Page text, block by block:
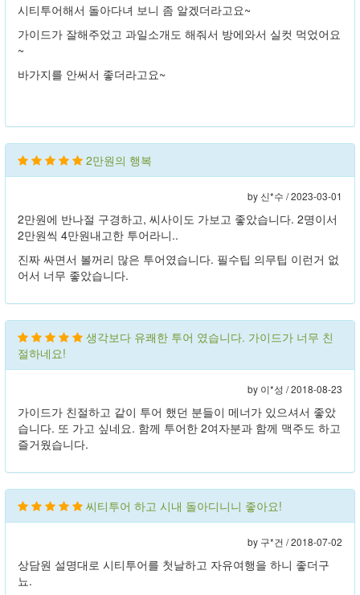
시티투어해서 돌아다녀 보니 좀 알겠더라고요~
가이드가 잘해주었고 과일소개도 해줘서 방에와서 실컷 먹었어요
~
바가지를 안써서 좋더라고요~
2만원의 행복
by 신*수 /2023-03-01
2만원에 반나절 구경하고, 씨사이도 가보고 좋았습니다. 2명이서
2만원씩 4만원내고한 투어라니..
진짜 싸면서 볼꺼리 많은 투어였습니다. 필수팁 의무팁 이런거 없
어서 너무 좋았습니다.
생각보다 유쾌한 투어 였습니다. 가이드가 너무 친
절하네요!
by 이*성 /2018-08-23
가이드가 친절하고 같이 투어 했던 분들이 메너가 있으셔서 좋았
습니다. 또 가고 싶네요. 함께 투어한 2여자분과 함께 맥주도 하고
즐거웠습니다.
씨티투어 하고 시내 돌아디니니 좋아요!
by 구*건 /2018-07-02
상담원 설명대로 시티투어를 첫날하고 자유여행을 하니 좋더구
뇨.